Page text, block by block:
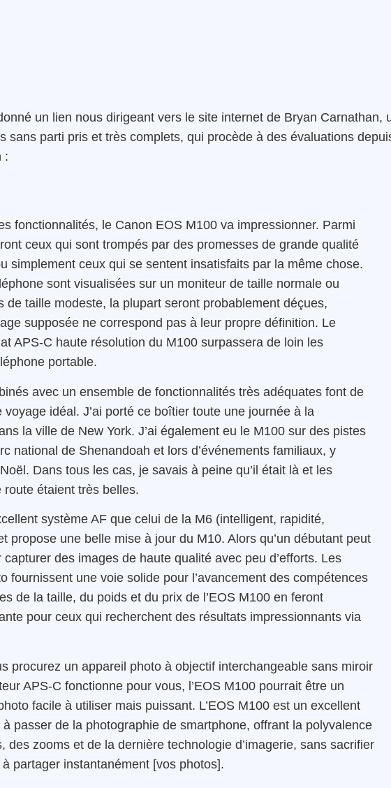
un lien nous dirigeant vers le site internet de Bryan Carnathan,
sans parti pris et très complets, qui procède à des évaluations
:
fonctionnalités, le Canon EOS M100 va impressionner. Parmi
ceux qui sont trompés par des promesses de grande qualité
simplement ceux qui se sentent insatisfaits par la même chose.
sont visualisées sur un moniteur de taille normale ou
de taille modeste, la plupart seront probablement déçues,
supposée ne correspond pas à leur propre définition. Le
APS-C haute résolution du M100 surpassera de loin les
portable.
avec un ensemble de fonctionnalités très adéquates font de
idéal. J’ai porté ce boîtier toute une journée à la
la ville de New York. J’ai également eu le M100 sur des pistes
national de Shenandoah et lors d’événements familiaux, y
Dans tous les cas, je savais à peine qu’il était là et les
étaient très belles.
système AF que celui de la M6 (intelligent, rapidité,
propose une belle mise à jour du M10. Alors qu’un débutant peut
des images de haute qualité avec peu d’efforts. Les
fournissent une voie solide pour l’avancement des compétences
de la taille, du poids et du prix de l’EOS M100 en feront
pour ceux qui recherchent des résultats impressionnants via
procurez un appareil photo à objectif interchangeable sans miroir
APS-C fonctionne pour vous, l’EOS M100 pourrait être un
facile à utiliser mais puissant. L’EOS M100 est un excellent
passer de la photographie de smartphone, offrant la polyvalence
des zooms et de la dernière technologie d’imagerie, sans sacrifier
partager instantanément [vos photos].